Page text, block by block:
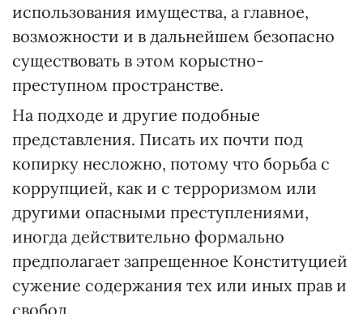
использования имущества, а главное,
возможности и в дальнейшем безопасно
существовать в этом корыстно-
преступном пространстве.
На подходе и другие подобные
представления. Писать их почти под
копирку несложно, потому что борьба с
коррупцией, как и с терроризмом или
другими опасными преступлениями,
иногда действительно формально
предполагает запрещенное Конституцией
сужение содержания тех или иных прав и
свобод.